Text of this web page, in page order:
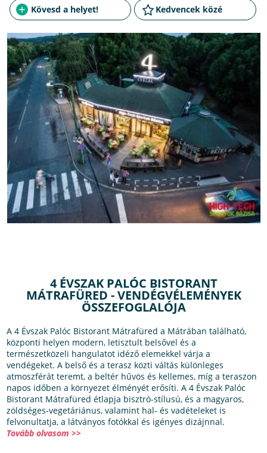
4 ÉVSZAK PALÓC BISTORANT
MÁTRAFÜRED - VENDÉGVÉLEMÉNYEK
ÖSSZEFOGLALÓJA
A 4 Évszak Palóc Bistorant Mátrafüred a Mátrában található,
központi helyen modern, letisztult belsővel és a
természetközeli hangulatot idéző elemekkel várja a
vendégeket. A belső és a terasz közti váltás különleges
atmoszférát teremt, a beltér hűvös és kellemes, míg a teraszon
napos időben a környezet élményét erősíti. A 4 Évszak Palóc
Bistorant Mátrafüred étlapja bisztró-stílusú, és a magyaros,
zöldséges-vegetáriánus, valamint hal- és vadételeket is
felvonultatja, a látványos fotókkal és igényes dizájnnal.
Tovább olvasom >>